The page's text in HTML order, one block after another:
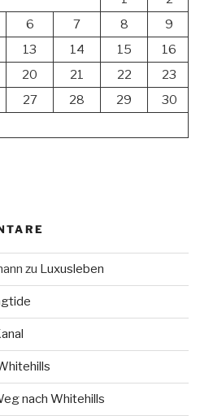
6 7 8
9
13 14 15
16
20 21 22
23
27 28 29
30
zu Luxusleben
nach Whitehills